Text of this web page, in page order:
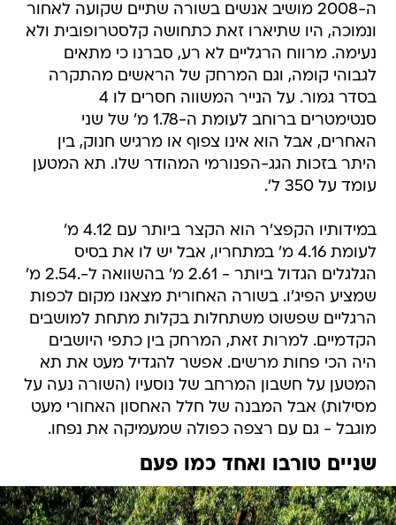
ה-2008 מושיב אנשים בשורה שתיים שקועה לאחור
ונמוכה, היו שתיארו זאת כתחושה קלסטרופובית ולא
נעימה. מרווח הרגליים לא רע, סברנו כי מתאים
לגבוהי קומה, וגם המרחק של הראשים מהתקרה
בסדר גמור. על הנייר המשווה חסרים לו 4
סנטימטרים ברוחב לעומת ה-1.78 מ' של שני
האחרים, אבל הוא אינו צפוף או מרגיש חנוק, בין
היתר בזכות הגג-הפנורמי המהודר שלו. תא המטען
עומד על 350 ל'.
במידותיו הקפצ'ר הוא הקצר ביותר עם 4.12 מ'
לעומת 4.16 מ' במתחריו, אבל יש לו את בסיס
הגלגלים הגדול ביותר - 2.61 מ' בהשוואה ל-.2.54 מ'
שמציע הפיג'ו. בשורה האחורית מצאנו מקום לכפות
הרגליים שפשוט משתחלות בקלות מתחת למושבים
הקדמיים. למרות זאת, המרחק בין כתפי היושבים
היה הכי פחות מרשים. אפשר להגדיל מעט את תא
המטען על חשבון המרחב של נוסעיו (השורה נעה על
מסילות) אבל המבנה של חלל האחסון האחורי מעט
מוגבל - גם עם רצפה כפולה שמעמיקה את נפחו.
שניים טורבו ואחד כמו פעם